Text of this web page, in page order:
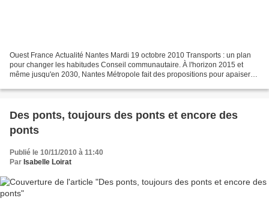
Ouest France Actualité Nantes Mardi 19 octobre 2010 Transports : un plan
pour changer les habitudes Conseil communautaire. À l'horizon 2015 et
même jusqu'en 2030, Nantes Métropole fait des propositions pour apaiser
Des ponts, toujours des ponts et encore des
ponts
Publié le 10/11/2010 à 11:40
Par Isabelle Loirat